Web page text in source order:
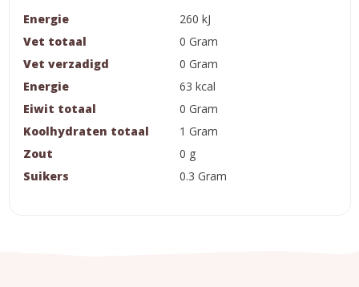
Energie
260 kJ
Vet totaal
0 Gram
Vet verzadigd
0 Gram
Energie
63 kcal
Eiwit totaal
0 Gram
Koolhydraten totaal
1 Gram
Zout
0 g
Suikers
0.3 Gram